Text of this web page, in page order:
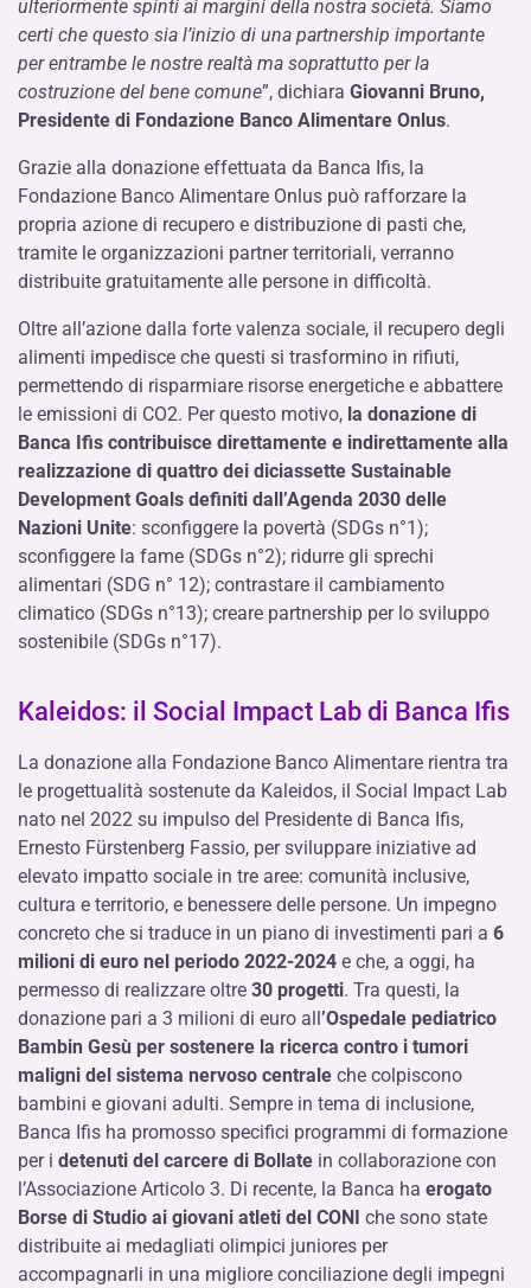
ulteriormente spinti ai margini della nostra società. Siamo
certi che questo sia l’inizio di una partnership importante
per entrambe le nostre realtà ma soprattutto per la
costruzione del bene comune”, dichiara Giovanni Bruno,
Presidente di Fondazione Banco Alimentare Onlus.
Grazie alla donazione effettuata da Banca Ifis, la
Fondazione Banco Alimentare Onlus può rafforzare la
propria azione di recupero e distribuzione di pasti che,
tramite le organizzazioni partner territoriali, verranno
distribuite gratuitamente alle persone in difficoltà.
Oltre all’azione dalla forte valenza sociale, il recupero degli
alimenti impedisce che questi si trasformino in rifiuti,
permettendo di risparmiare risorse energetiche e abbattere
le emissioni di CO2. Per questo motivo, la donazione di
Banca Ifis contribuisce direttamente e indirettamente alla
realizzazione di quattro dei diciassette Sustainable
Development Goals definiti dall’Agenda 2030 delle
Nazioni Unite: sconfiggere la povertà (SDGs n°1);
sconfiggere la fame (SDGs n°2); ridurre gli sprechi
alimentari (SDG n° 12); contrastare il cambiamento
climatico (SDGs n°13); creare partnership per lo sviluppo
sostenibile (SDGs n°17).
Kaleidos: il Social Impact Lab di Banca Ifis
La donazione alla Fondazione Banco Alimentare rientra tra
le progettualità sostenute da Kaleidos, il Social Impact Lab
nato nel 2022 su impulso del Presidente di Banca Ifis,
Ernesto Fürstenberg Fassio, per sviluppare iniziative ad
elevato impatto sociale in tre aree: comunità inclusive,
cultura e territorio, e benessere delle persone. Un impegno
concreto che si traduce in un piano di investimenti pari a 6
milioni di euro nel periodo 2022-2024 e che, a oggi, ha
permesso di realizzare oltre 30 progetti. Tra questi, la
donazione pari a 3 milioni di euro all’Ospedale pediatrico
Bambin Gesù per sostenere la ricerca contro i tumori
maligni del sistema nervoso centrale che colpiscono
bambini e giovani adulti. Sempre in tema di inclusione,
Banca Ifis ha promosso specifici programmi di formazione
per i detenuti del carcere di Bollate in collaborazione con
l’Associazione Articolo 3. Di recente, la Banca ha erogato
Borse di Studio ai giovani atleti del CONI che sono state
distribuite ai medagliati olimpici juniores per
accompagnarli in una migliore conciliazione degli impegni